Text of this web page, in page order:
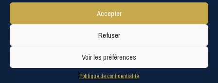
Accepter
Refuser
Voir les préférences
Politique de confidentialité